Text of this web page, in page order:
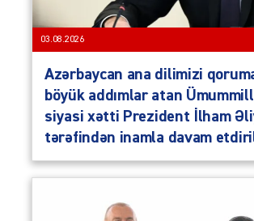
03.08.2026
Azərbaycan ana dilimizi
böyük addımlar atan
siyasi xətti Prezident İlham
tərəfindən inamla davam